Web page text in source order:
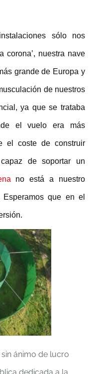
sólo nos
corona’, nuestra nave
grande de Europa y
de nuestros
ya que se trataba
el vuelo era más
el coste de construir
de soportar un
no está a nuestro
que en el
ánimo de lucro